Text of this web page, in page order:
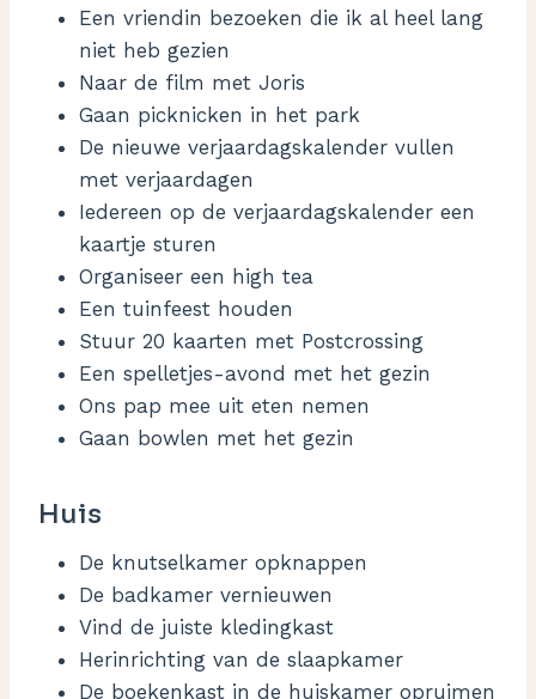
Een vriendin bezoeken die ik al heel lang
niet heb gezien
Naar de film met Joris
Gaan picknicken in het park
De nieuwe verjaardagskalender vullen
met verjaardagen
Iedereen op de verjaardagskalender een
kaartje sturen
Organiseer een high tea
Een tuinfeest houden
Stuur 20 kaarten met Postcrossing
Een spelletjes-avond met het gezin
Ons pap mee uit eten nemen
Gaan bowlen met het gezin
Huis
De knutselkamer opknappen
De badkamer vernieuwen
Vind de juiste kledingkast
Herinrichting van de slaapkamer
De boekenkast in de huiskamer opruimen